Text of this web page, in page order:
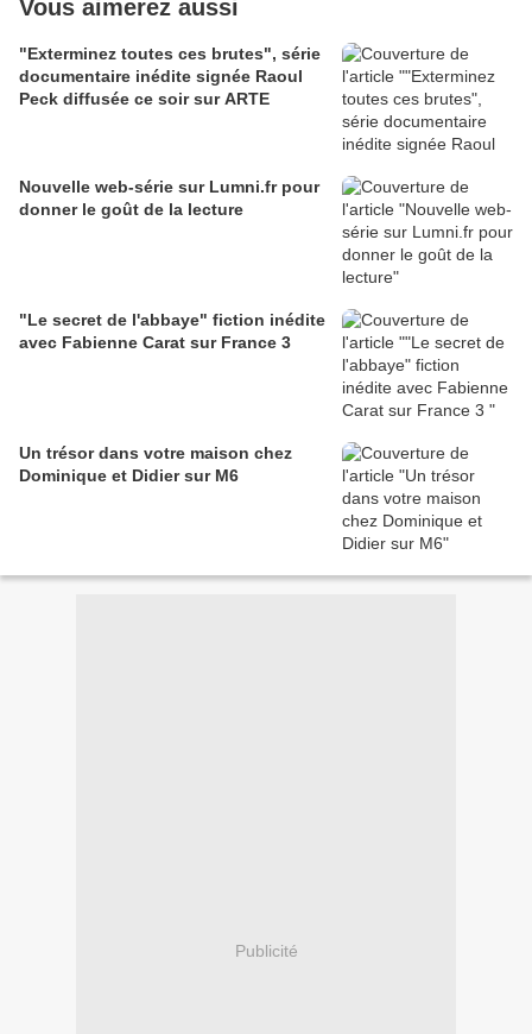
Vous aimerez aussi
"Exterminez toutes ces brutes", série
documentaire inédite signée Raoul
Peck diffusée ce soir sur ARTE
Nouvelle web-série sur Lumni.fr pour
donner le goût de la lecture
"Le secret de l'abbaye" fiction inédite
avec Fabienne Carat sur France 3
Un trésor dans votre maison chez
Dominique et Didier sur M6
Publicité